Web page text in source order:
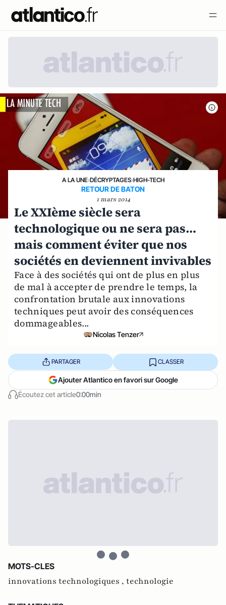
A LA UNE›DÉCRYPTAGES›HIGH-TECH
RETOUR DE BATON
1 mars 2014
Le XXIème siècle sera
technologique ou ne sera pas…
mais comment éviter que nos
sociétés en deviennent invivables
Face à des sociétés qui ont de plus en plus
de mal à accepter de prendre le temps, la
confrontation brutale aux innovations
techniques peut avoir des conséquences
dommageables...
Nicolas Tenzer
Écoutez cet article0:00min
PARTAGER CLASSER
Ajouter Atlantico en favori sur Google
MOTS-CLES
innovations technologiques , technologie